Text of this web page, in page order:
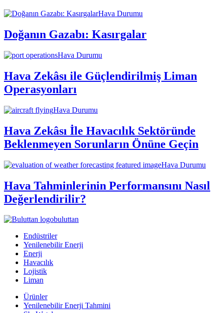
Hava Durumu
Doğanın Gazabı: Kasırgalar
Hava Durumu
Hava Zekâsı ile Güçlendirilmiş Liman
Operasyonları
Hava Durumu
Hava Zekâsı İle Havacılık Sektöründe
Beklenmeyen Sorunların Önüne Geçin
Hava Durumu
Hava Tahminlerinin Performansını Nasıl
Değerlendirilir?
buluttan
Endüstriler
Yenilenebilir Enerji
Enerji
Havacılık
Lojistik
Liman
Ürünler
Yenilenebilir Enerji Tahmini